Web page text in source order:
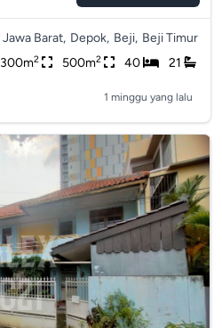
Jawa Barat, Depok, Beji, Beji Timur
300m2 500m2 40 21
1 minggu yang lalu